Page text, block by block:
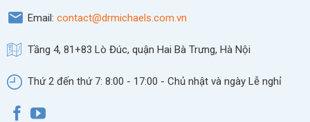
Email: contact@drmichaels.com.vn
Tầng 4, 81+83 Lò Đúc, quận Hai Bà Trưng, Hà Nội
Thứ 2 đến thứ 7: 8:00 - 17:00 - Chủ nhật và ngày Lễ nghỉ